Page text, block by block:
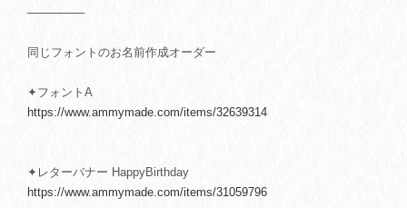
───────
同じフォントのお名前作成オーダー
✦フォントA
https://www.ammymade.com/items/32639314
✦レターバナー HappyBirthday
https://www.ammymade.com/items/31059796